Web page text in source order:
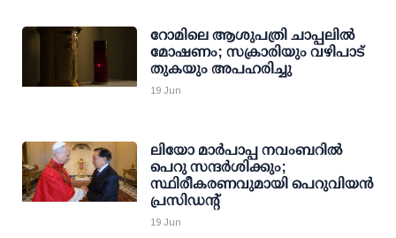
റോമിലെ ആശുപത്രി ചാപ്പലിൽ
മോഷണം; സക്രാരിയും വഴിപാട്
തുകയും അപഹരിച്ചു
19 Jun
ലിയോ മാർപാപ്പ നവംബറിൽ
പെറു സന്ദർശിക്കും;
സ്ഥിരീകരണവുമായി പെറുവിയൻ
പ്രസിഡന്റ്
19 Jun